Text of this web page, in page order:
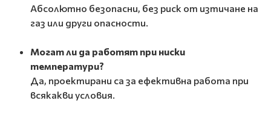
Абсолютно безопасни, без риск от изтичане на
газ или други опасности.
Могат ли да работят при ниски
температури?
Да, проектирани са за ефективна работа при
всякакви условия.